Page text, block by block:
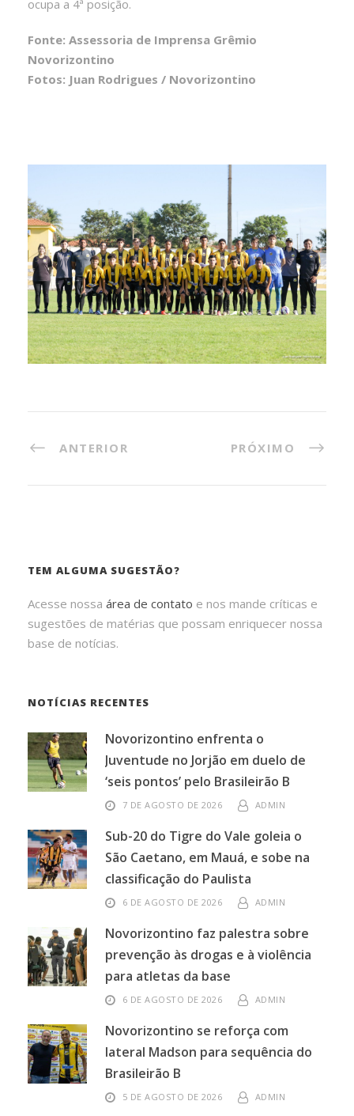
ocupa a 4ª posição.
Fonte: Assessoria de Imprensa Grêmio
Novorizontino
Fotos: Juan Rodrigues / Novorizontino
ANTERIOR PRÓXIMO
TEM ALGUMA SUGESTÃO?
Acesse nossa área de contato e nos mande críticas e
sugestões de matérias que possam enriquecer nossa
base de notícias.
NOTÍCIAS RECENTES
Novorizontino enfrenta o
Juventude no Jorjão em duelo de
‘seis pontos’ pelo Brasileirão B
7 DE AGOSTO DE 2026 ADMIN
Sub-20 do Tigre do Vale goleia o
São Caetano, em Mauá, e sobe na
classificação do Paulista
6 DE AGOSTO DE 2026 ADMIN
Novorizontino faz palestra sobre
prevenção às drogas e à violência
para atletas da base
6 DE AGOSTO DE 2026 ADMIN
Novorizontino se reforça com
lateral Madson para sequência do
Brasileirão B
5 DE AGOSTO DE 2026 ADMIN